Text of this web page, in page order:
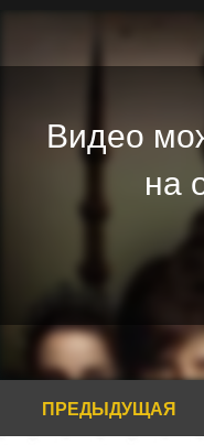
Видео
на
ПРЕДЫДУЩАЯ